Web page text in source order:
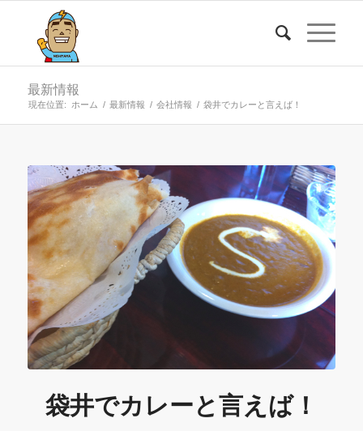
最新情報
現在位置: ホーム / 最新情報 / 会社情報 / 袋井でカレーと言えば！
袋井でカレーと言えば！